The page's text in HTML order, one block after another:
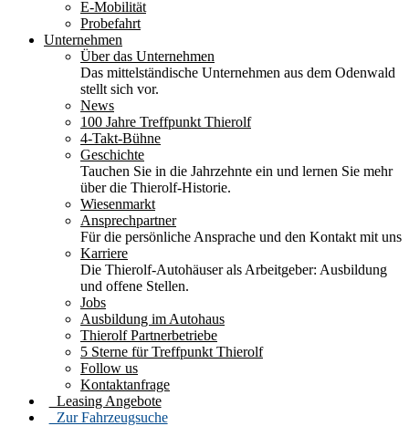
E-Mobilität
Probefahrt
Unternehmen
Über das Unternehmen
Das mittelständische Unternehmen aus dem Odenwald
stellt sich vor.
News
100 Jahre Treffpunkt Thierolf
4-Takt-Bühne
Geschichte
Tauchen Sie in die Jahrzehnte ein und lernen Sie mehr
über die Thierolf-Historie.
Wiesenmarkt
Ansprechpartner
Für die persönliche Ansprache und den Kontakt mit uns
Karriere
Die Thierolf-Autohäuser als Arbeitgeber: Ausbildung
und offene Stellen.
Jobs
Ausbildung im Autohaus
Thierolf Partnerbetriebe
5 Sterne für Treffpunkt Thierolf
Follow us
Kontaktanfrage
Leasing Angebote
Zur Fahrzeugsuche